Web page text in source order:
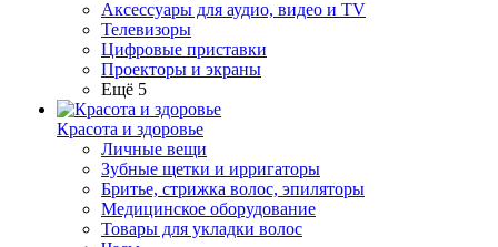
Аксессуары для аудио, видео и TV
Телевизоры
Цифровые приставки
Проекторы и экраны
Ещё 5
Красота и здоровье
Личные вещи
Зубные щетки и ирригаторы
Бритье, стрижка волос, эпиляторы
Медицинское оборудование
Товары для укладки волос